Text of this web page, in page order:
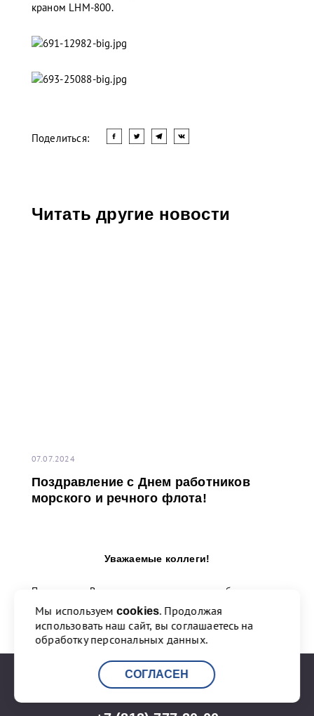
краном LHM-800.
Поделиться:
Читать другие новости
07.07.2024
Поздравление с Днем работников
морского и речного флота!
Уважаемые коллеги!
Поздравляю Вас, всех тех, кто трудится на благо
праздником!
...
Мы используем cookies. Продолжая
использовать наш сайт, вы соглашаетесь на
обработку персональных данных.
СОГЛАСЕН